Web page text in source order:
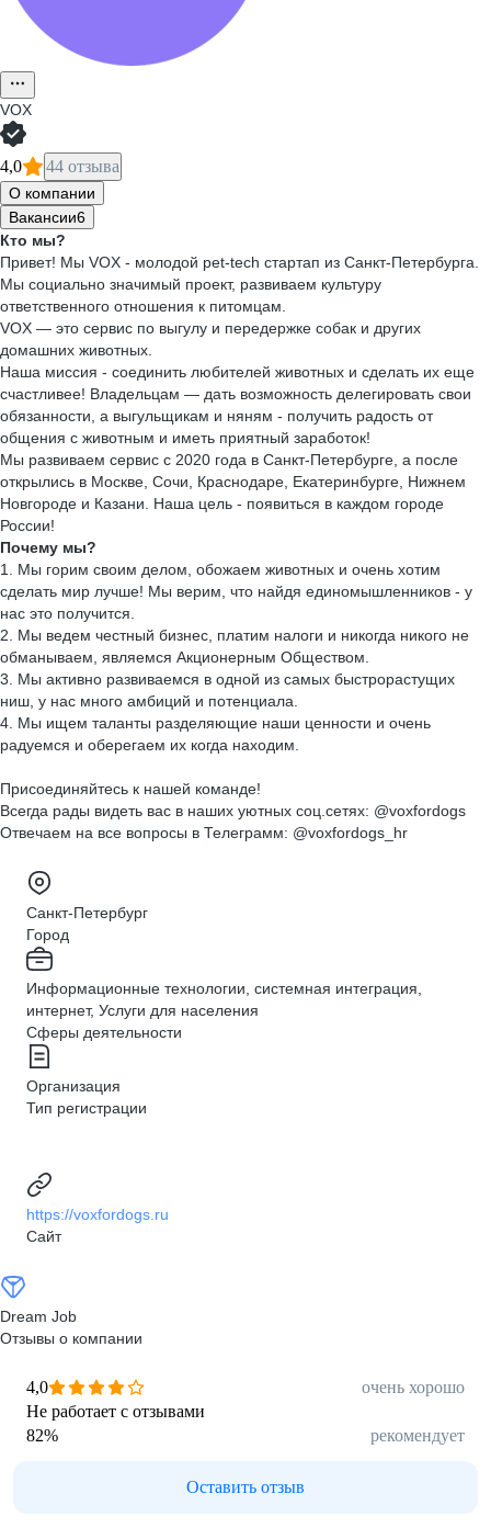
VOX
4,0 44 отзыва
О компании
Вакансии6
Кто мы?
Привет! Мы VOX - молодой pet-tech стартап из Санкт-Петербурга.
Мы социально значимый проект, развиваем культуру
ответственного отношения к питомцам.
VOX — это сервис по выгулу и передержке собак и других
домашних животных.
Наша миссия - соединить любителей животных и сделать их еще
счастливее! Владельцам — дать возможность делегировать свои
обязанности, а выгульщикам и няням - получить радость от
общения с животным и иметь приятный заработок!
Мы развиваем сервис с 2020 года в Санкт-Петербурге, а после
открылись в Москве, Сочи, Краснодаре, Екатеринбурге, Нижнем
Новгороде и Казани. Наша цель - появиться в каждом городе
России!
Почему мы?
1. Мы горим своим делом, обожаем животных и очень хотим
сделать мир лучше! Мы верим, что найдя единомышленников - у
нас это получится.
2. Мы ведем честный бизнес, платим налоги и никогда никого не
обманываем, являемся Акционерным Обществом.
3. Мы активно развиваемся в одной из самых быстрорастущих
ниш, у нас много амбиций и потенциала.
4. Мы ищем таланты разделяющие наши ценности и очень
радуемся и оберегаем их когда находим.
Присоединяйтесь к нашей команде!
Всегда рады видеть вас в наших уютных соц.сетях: @voxfordogs
Отвечаем на все вопросы в Телеграмм: @voxfordogs_hr
Санкт-Петербург
Город
Информационные технологии, системная интеграция,
интернет, Услуги для населения
Сферы деятельности
Организация
Тип регистрации
https://voxfordogs.ru
Сайт
Dream Job
Отзывы о компании
4,0
очень хорошо
Не работает с отзывами
82% рекомендует
Оставить отзыв